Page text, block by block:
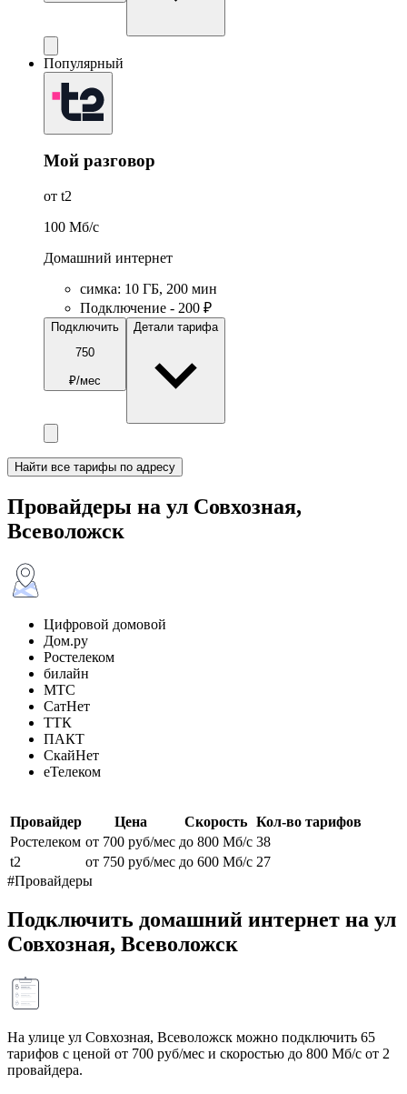
Популярный
Мой разговор
от t2
100 Мб/c
Домашний интернет
симка: 10 ГБ, 200 мин
Подключение - 200 ₽
Подключить
750
₽/мес
Детали тарифа
Найти все тарифы по адресу
Провайдеры на ул Совхозная,
Всеволожск
Цифровой домовой
Дом.ру
Ростелеком
билайн
МТС
СатНет
ТТК
ПАКТ
СкайНет
еТелеком
Провайдер Цена Скорость Кол-во тарифов
Ростелеком от 700 руб/мес до 800 Мб/с 38
t2
от 750 руб/мес до 600 Мб/с 27
#Провайдеры
Подключить домашний интернет на ул
Совхозная, Всеволожск
На улице ул Совхозная, Всеволожск можно подключить 65
тарифов с ценой от 700 руб/мес и скоростью до 800 Мб/с от 2
провайдера.